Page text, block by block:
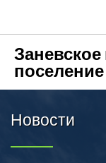
Заневское
поселение
Новости